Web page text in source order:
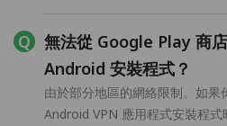
無法從 Google Play 商
Android 安裝程式？
由於部分地區的網絡限制。如
Android VPN 應用程式安裝程